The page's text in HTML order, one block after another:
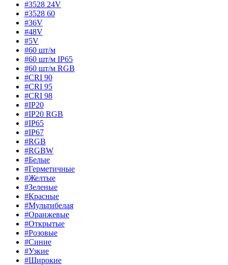
#3528 24V
#3528 60
#36V
#48V
#5V
#60 шт/м
#60 шт/м IP65
#60 шт/м RGB
#CRI 90
#CRI 95
#CRI 98
#IP20
#IP20 RGB
#IP65
#IP67
#RGB
#RGBW
#Белые
#Герметичные
#Желтые
#Зеленые
#Красные
#Мультибелая
#Оранжевые
#Открытые
#Розовые
#Синие
#Узкие
#Широкие